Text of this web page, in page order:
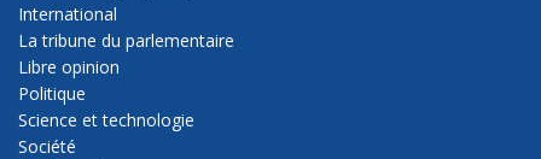
International
La tribune du parlementaire
Libre opinion
Politique
Science et technologie
Société